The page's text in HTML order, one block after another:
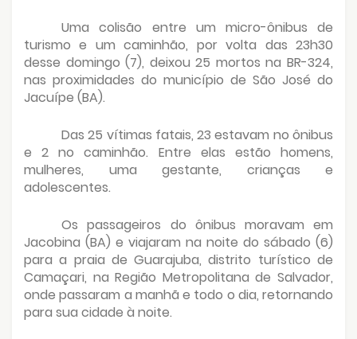
Uma colisão entre um micro-ônibus de
turismo e um caminhão, por volta das 23h30
desse domingo (7), deixou 25 mortos na BR-324,
nas proximidades do município de São José do
Jacuípe (BA).
Das 25 vítimas fatais, 23 estavam no ônibus
e 2 no caminhão. Entre elas estão homens,
mulheres, uma gestante, crianças e
adolescentes.
Os passageiros do ônibus moravam em
Jacobina (BA) e viajaram na noite do sábado (6)
para a praia de Guarajuba, distrito turístico de
Camaçari, na Região Metropolitana de Salvador,
onde passaram a manhã e todo o dia, retornando
para sua cidade à noite.